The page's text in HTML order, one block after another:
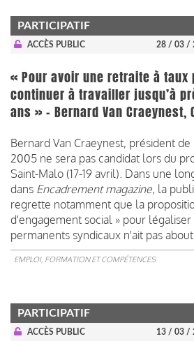
PARTICIPATIF
ACCÈS PUBLIC 28 / 03 /
« Pour avoir une retraite à
continuer à travailler jusqu’à
ans » - Bernard Van Craeynest,
Bernard Van Craeynest, président de
2005 ne sera pas candidat lors du
Saint-Malo (17-19 avril). Dans une
dans Encadrement magazine, la
regrette notamment que la
d'engagement social » pour
permanents syndicaux n'ait pas
EMPLOI, FORMATION ET COMPÉTENCES
PARTICIPATIF
ACCÈS PUBLIC 13 / 03 /